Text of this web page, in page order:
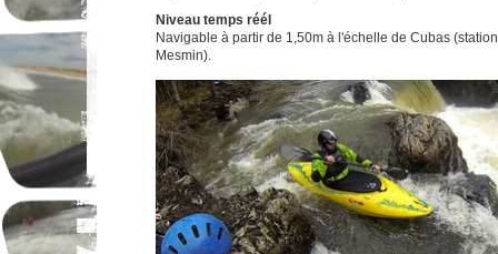
Niveau temps réél
Navigable à partir de 1,50m à l'échelle de Cubas
Mesmin).